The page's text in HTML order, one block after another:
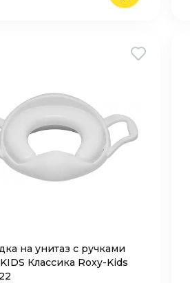
на унитаз с ручками
Классика Roxy-Kids